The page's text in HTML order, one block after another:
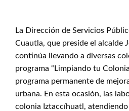
La Dirección de Servicios
Cuautla, que preside el alcalde
continúa llevando a diversas
programa “Limpiando tu
programa permanente de
urbana. En esta ocasión, las
colonia Iztaccíhuatl,